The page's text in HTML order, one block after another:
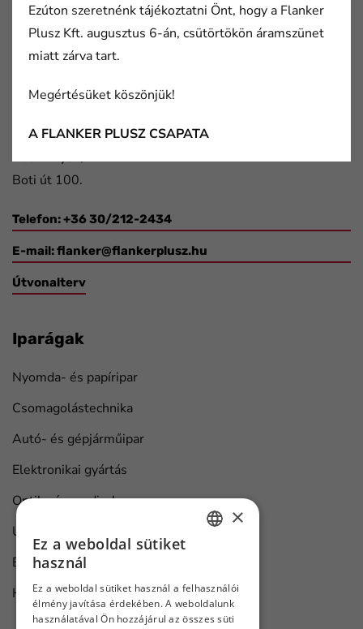
Több mint 20 éve nyújtunk komplex megoldásokat a
nyomda- és papíripar, a csomagolástechnika, valamint a
gépjármű- és elektronikai ipar szereplőinek.
2091 Etyek,
Boti út 100.
Telefon: +36 30/212-2434
E-mail:flanker@flankerplusz.hu
Útvonalterv
Iparágak
Nyomda- és papíripar
Csomagolástechnika
Autó- és gépjárműipar
Elektronikai gyártás
Optika és medical
Univerzális ipari megoldások
Bútorgyártás
Hajó karbantartás
Ezúton szeretnénk tájékoztatni Önt, hogy a Flanker
Plusz Kft. augusztus 6-án, csütörtökön áramszünet
miatt zárva tart.
Megértésüket köszönjük!
A FLANKER PLUSZ CSAPATA
×
Ez a weboldal sütiket
használ
Ez a weboldal sütiket használ a felhasználói
élmény javítása érdekében. A weboldalunk
használatával Ön hozzájárul az összes süti